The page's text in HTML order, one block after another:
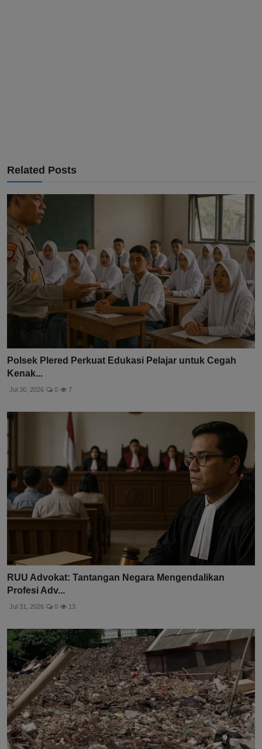
Related Posts
Polsek Plered Perkuat Edukasi Pelajar untuk Cegah
Kenak...
Jul 30, 2026 0 7
RUU Advokat: Tantangan Negara Mengendalikan
Profesi Adv...
Jul 31, 2026 0 13